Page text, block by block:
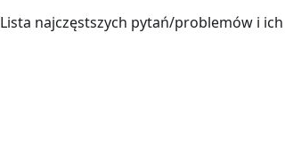
Lista najczęstszych pytań/problemów i